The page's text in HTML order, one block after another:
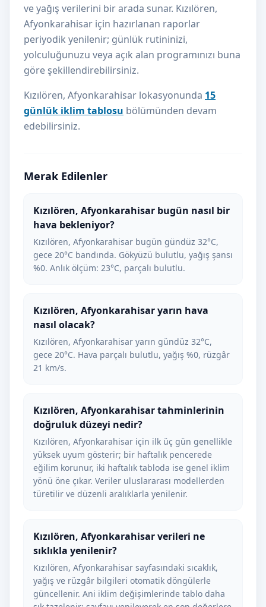
ve yağış verilerini bir arada sunar. Kızılören,
Afyonkarahisar için hazırlanan raporlar
periyodik yenilenir; günlük rutininizi,
yolculuğunuzu veya açık alan programınızı buna
göre şekillendirebilirsiniz.
Kızılören, Afyonkarahisar lokasyonunda 15
günlük iklim tablosu bölümünden devam
edebilirsiniz.
Merak Edilenler
Kızılören, Afyonkarahisar bugün nasıl bir
hava bekleniyor?
Kızılören, Afyonkarahisar bugün gündüz 32°C,
gece 20°C bandında. Gökyüzü bulutlu, yağış şansı
%0. Anlık ölçüm: 23°C, parçalı bulutlu.
Kızılören, Afyonkarahisar yarın hava
nasıl olacak?
Kızılören, Afyonkarahisar yarın gündüz 32°C,
gece 20°C. Hava parçalı bulutlu, yağış %0, rüzgâr
21 km/s.
Kızılören, Afyonkarahisar tahminlerinin
doğruluk düzeyi nedir?
Kızılören, Afyonkarahisar için ilk üç gün genellikle
yüksek uyum gösterir; bir haftalık pencerede
eğilim korunur, iki haftalık tabloda ise genel iklim
yönü öne çıkar. Veriler uluslararası modellerden
türetilir ve düzenli aralıklarla yenilenir.
Kızılören, Afyonkarahisar verileri ne
sıklıkla yenilenir?
Kızılören, Afyonkarahisar sayfasındaki sıcaklık,
yağış ve rüzgâr bilgileri otomatik döngülerle
güncellenir. Ani iklim değişimlerinde tablo daha